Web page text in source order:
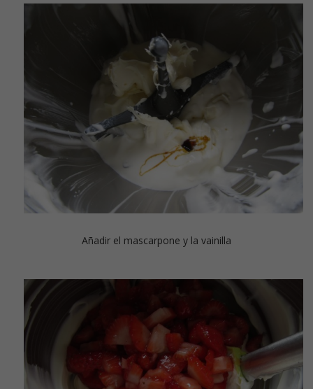
Añadir el mascarpone y la vainilla